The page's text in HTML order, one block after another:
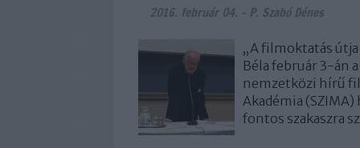
2016. február 04. - P. Szabó Dénes
„A filmoktatás
Béla február 3-án
nemzetközi hírű
Akadémia
fontos szakaszra